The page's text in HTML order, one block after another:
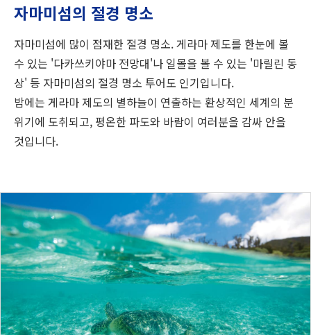
자마미섬의 절경 명소
자마미섬에 많이 점재한 절경 명소. 게라마 제도를 한눈에 볼
수 있는 '다카쓰키야마 전망대'나 일몰을 볼 수 있는 '마릴린 동
상' 등 자마미섬의 절경 명소 투어도 인기입니다.
밤에는 게라마 제도의 별하늘이 연출하는 환상적인 세계의 분
위기에 도취되고, 평온한 파도와 바람이 여러분을 감싸 안을
것입니다.